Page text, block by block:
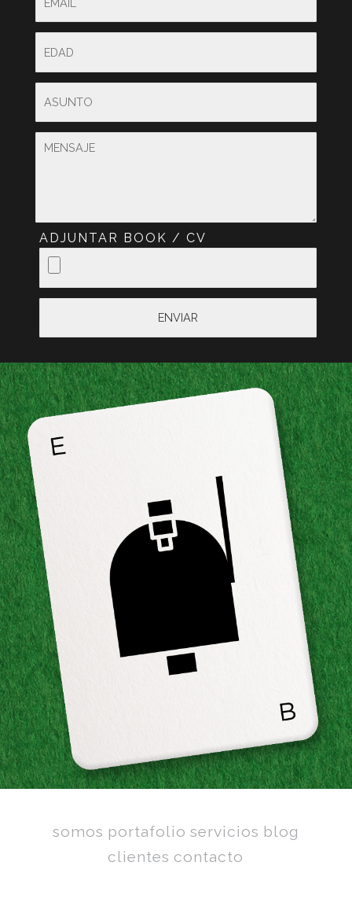
ADJUNTAR BOOK / CV
somos portafolio servicios blog
clientes contacto